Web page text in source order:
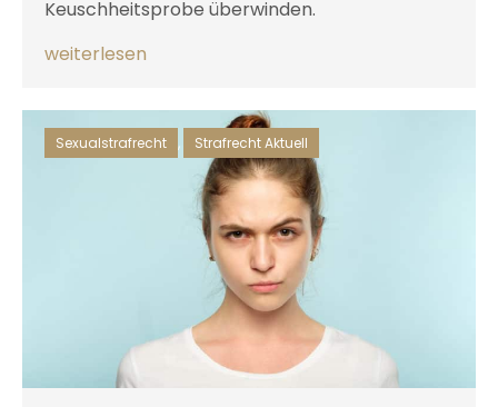
Keuschheitsprobe überwinden.
weiterlesen
Sexualstrafrecht , Strafrecht Aktuell